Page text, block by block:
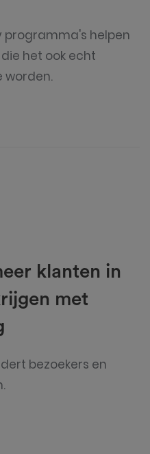
helpen
het ook echt
worden.
klanten in
met
bezoekers en